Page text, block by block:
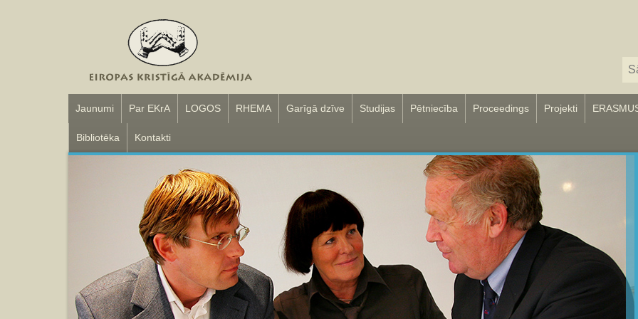
Jaunumi Par EKrA LOGOS RHEMA Garīgā dzīve Studijas Pētniecība Proceedings Projekti
Bibliotēka Kontakti